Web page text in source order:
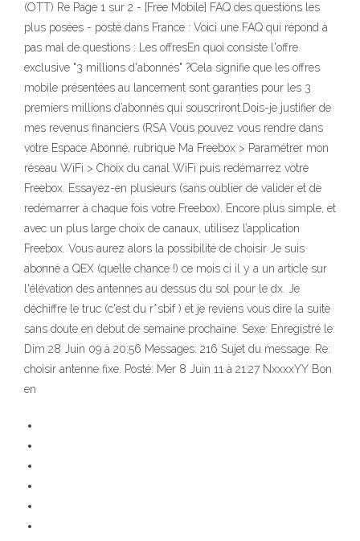
(OTT) Re Page 1 sur 2 - [Free Mobile] FAQ des questions les
plus posées - posté dans France : Voici une FAQ qui répond à
pas mal de questions : Les offresEn quoi consiste l'offre
exclusive "3 millions d'abonnés" ?Cela signifie que les offres
mobile présentées au lancement sont garanties pour les 3
premiers millions d’abonnés qui souscriront.Dois-je justifier de
mes revenus financiers (RSA Vous pouvez vous rendre dans
votre Espace Abonné, rubrique Ma Freebox > Paramétrer mon
réseau WiFi > Choix du canal WiFi puis redémarrez votre
Freebox. Essayez-en plusieurs (sans oublier de valider et de
redémarrer à chaque fois votre Freebox). Encore plus simple, et
avec un plus large choix de canaux, utilisez l’application
Freebox. Vous aurez alors la possibilité de choisir Je suis
abonné a QEX (quelle chance !) ce mois ci il y a un article sur
l'élévation des antennes au dessus du sol pour le dx. Je
déchiffre le truc (c'est du r*sbif ) et je reviens vous dire la suite
sans doute en debut de semaine prochaine. Sexe: Enregistré le:
Dim 28 Juin 09 à 20:56 Messages: 216 Sujet du message: Re:
choisir antenne fixe. Posté: Mer 8 Juin 11 à 21:27 NxxxxYY Bon
en